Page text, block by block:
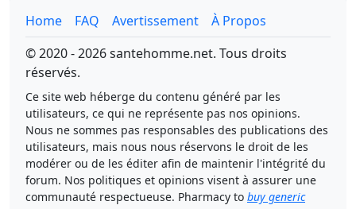
Home FAQ Avertissement
À Propos
© 2020 - 2026 santehomme.net. Tous droits
réservés.
Ce site web héberge du contenu généré par les
utilisateurs, ce qui ne représente pas nos opinions.
Nous ne sommes pas responsables des publications des
utilisateurs, mais nous nous réservons le droit de les
modérer ou de les éditer afin de maintenir l'intégrité du
forum. Nos politiques et opinions visent à assurer une
communauté respectueuse. Pharmacy to buy generic